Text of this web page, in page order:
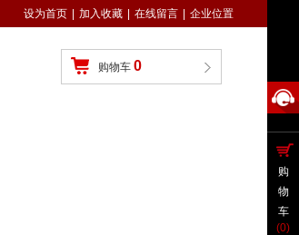
购物车 0
设为首页 加入收藏 在线留言 企业位置
购
物
车
(0)